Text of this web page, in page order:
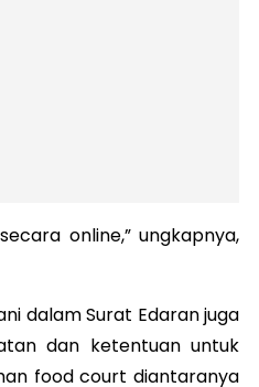
online,” ungkapnya,
dalam Surat Edaran juga
dan ketentuan untuk
food court diantaranya